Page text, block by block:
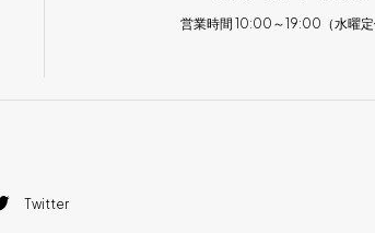
営業時間 10:00～19:00（水曜定
Twitter